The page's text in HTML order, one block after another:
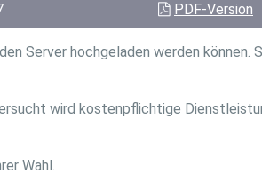
PDF-Version
Server hochgeladen werden können.
wird kostenpflichtige
Wahl.